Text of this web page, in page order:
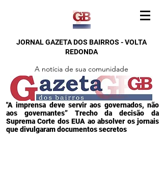
JORNAL GAZETA DOS BAIRROS - VOLTA
REDONDA
A notícia de sua comunidade
"A imprensa deve servir aos governados, não
aos governantes” Trecho da decisão da
Suprema Corte dos EUA ao absolver os jornais
que divulgaram documentos secretos